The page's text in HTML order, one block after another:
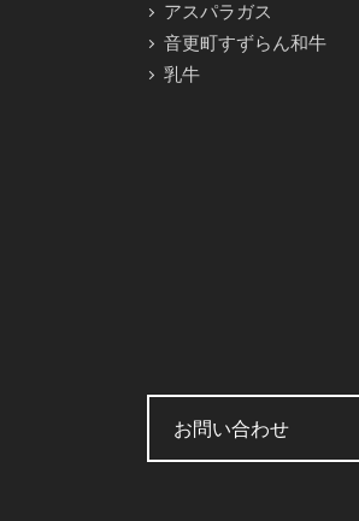
アスパラガス
音更町すずらん和牛
乳牛
お問い合わせ